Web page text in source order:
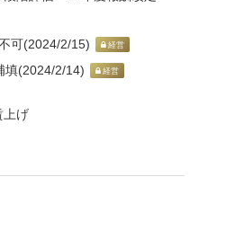
可(2024/2/15) 経営
填(2024/2/14) 経営
上げ